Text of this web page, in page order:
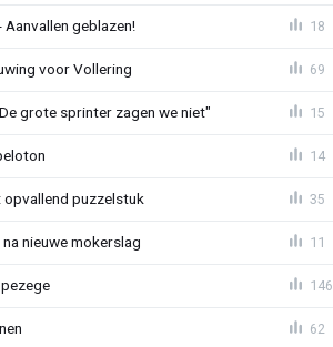
geblazen! 18
voor Vollering 69
grote sprinter zagen we niet" 15
14
puzzelstuk 35
nieuwe mokerslag 11
146
62